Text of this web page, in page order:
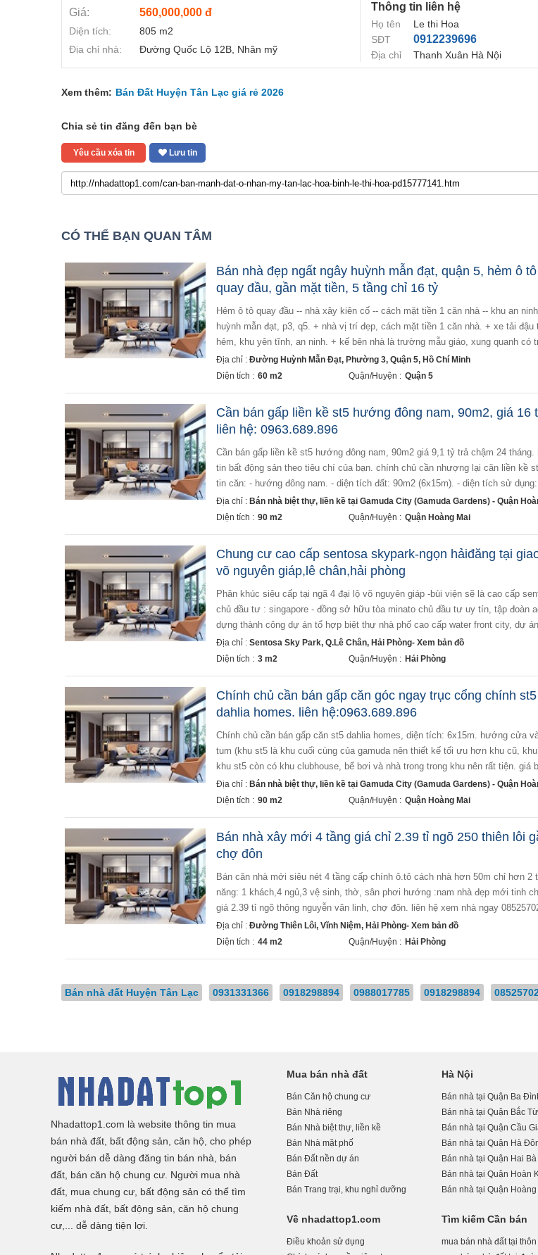
Giá: 560,000,000 đ
Diện tích:
805 m2
Địa chỉ nhà:
Đường Quốc Lộ 12B, Nhân mỹ
Thông tin liên hệ
Họ tên
Le thi Hoa
SĐT
0912239696
Địa chỉ Thanh Xuân Hà Nội
Xem thêm: Bán Đất Huyện Tân Lạc giá rẻ 2026
Chia sẻ tin đăng đến bạn bè
Yêu cầu xóa tin Lưu tin
CÓ THỂ BẠN QUAN TÂM
Bán nhà đẹp ngất ngây huỳnh mẫn đạt, quận 5, hẻm ô tô
quay đầu, gần mặt tiền, 5 tầng chỉ 16 tỷ
hẻm ô tô quay đầu -- nhà xây kiên cố -- cách mặt tiền 1 căn nhà -- khu an ninh dễ kinh doanh. + vị trí:
huỳnh mẫn đạt, p3, q5. + nhà vị trí đẹp, cách mặt tiền 1 căn nhà. + xe tải đậu
hẻm, khu yên tĩnh, an ninh. + kế bên nhà là trường mẫu giáo, xung quanh có
Địa chỉ : Đường Huỳnh Mẫn Đạt, Phường 3, Quận 5, Hồ Chí Minh
Diện tích : 60 m2 Quận/Huyện : Quận 5
Cần bán gấp liền kề st5 hướng đông nam, 90m2, giá 16
liên hệ: 0963.689.896
cần bán gấp liền kề st5 hướng đông nam, 90m2 giá 9,1 tỷ trả chậm 24 tháng. lh: 0963.689.896. nhận thông
tin bất động sản theo tiêu chí của bạn. chính chủ cần nhượng lại căn liền kề
tin căn: - hướng đông nam. - diện tích đất: 90m2 (6x15m). - diện tích sử
Địa chỉ : Bán nhà biệt thự, liền kề tại Gamuda City (Gamuda Gardens) - Quận
Diện tích : 90 m2 Quận/Huyện : Quận Hoàng Mai
Chung cư cao cấp sentosa skypark-ngọn hảiđăng tại
võ nguyên giáp,lê chân,hải phòng
phân khúc siêu cấp tại ngã 4 đại lộ võ nguyên giáp -bùi viện sẽ là cao cấp sentosa skypark với qui mô: -
chủ đầu tư : singapore - đồng sở hữu tòa minato chủ đầu tư uy tín, tập đoàn
dựng thành công dự án tổ hợp biệt thự nhà phố cao cấp water front city, dự
Địa chỉ : Sentosa Sky Park, Q.Lê Chân, Hải Phòng- Xem bản đồ
Diện tích : 3 m2 Quận/Huyện : Hải Phòng
Chính chủ cần bán gấp căn góc ngay trục cổng chính st5
dahlia homes. liên hệ:0963.689.896
chính chủ cần bán gấp căn st5 dahlia homes, diện tích: 6x15m. hướng cửa vào: tây bắc. xây thô 4 tầng, 1
tum (khu st5 là khu cuối cùng của gamuda nên thiết kế tối ưu hơn khu cũ,
khu st5 còn có khu clubhouse, bể bơi và nhà trong trong khu nên rất tiện. giá
Địa chỉ : Bán nhà biệt thự, liền kề tại Gamuda City (Gamuda Gardens) - Quận
Diện tích : 90 m2 Quận/Huyện : Quận Hoàng Mai
Bán nhà xây mới 4 tầng giá chỉ 2.39 tỉ ngõ 250 thiên lôi
chợ đôn
bán căn nhà mới siêu nét 4 tầng cấp chính ô.tô cách nhà hơn 50m chỉ hơn 2 tỷ. mặt tiền : gần 4m công
năng: 1 khách,4 ngủ,3 vệ sinh, thờ, sân phơi hướng :nam nhà đẹp mới tinh
giá 2.39 tỉ ngõ thông nguyễn văn linh, chợ đôn. liên hệ xem nhà ngay
Địa chỉ : Đường Thiên Lôi, Vĩnh Niệm, Hải Phòng- Xem bản đồ
Diện tích : 44 m2 Quận/Huyện : Hải Phòng
Bán nhà đất Huyện Tân Lạc 0931331366 0918298894 0988017785 0918298894
Mua bán nhà đất
Bán Căn hộ chung cư
Bán Nhà riêng
Bán Nhà biệt thự, liền kề
Bán Nhà mặt phố
Bán Đất nền dự án
Bán Đất
Bán Trang trại, khu nghỉ dưỡng
Hà Nội
Bán nhà tại Quận Ba
Bán nhà tại Quận Bắc
Bán nhà tại Quận Cầu
Bán nhà tại Quận Hà
Bán nhà tại Quận Hai
Bán nhà tại Quận Hoàn
Bán nhà tại Quận Hoàng
Về nhadattop1.com
Điều khoản sử dụng
Tìm kiếm Cần bán
Nhadattop1.com là website thông tin mua
bán nhà đất, bất động sản, căn hộ, cho phép
người bán dễ dàng đăng tin bán nhà, bán
đất, bán căn hộ chung cư. Người mua nhà
đất, mua chung cư, bất động sản có thể tìm
kiếm nhà đất, bất động sản, căn hộ chung
cư,... dễ dàng tiện lợi.